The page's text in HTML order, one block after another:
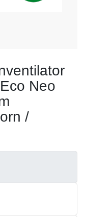
Neo
/